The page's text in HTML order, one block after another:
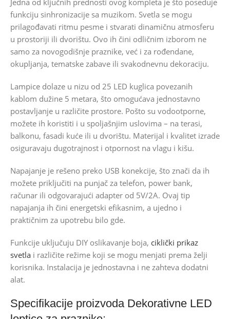
funkciju sinhronizacije sa muzikom. Svetla se mogu
prilagođavati ritmu pesme i stvarati dinamičnu atmosferu
u prostoriji ili dvorištu. Ovo ih čini odličnim izborom ne
samo za novogodišnje praznike, već i za rođendane,
okupljanja, tematske zabave ili svakodnevnu dekoraciju.
Lampice dolaze u nizu od 25 LED kuglica povezanih
kablom dužine 5 metara, što omogućava jednostavno
postavljanje u različite prostore. Pošto su vodootporne,
možete ih koristiti i u spoljašnjim uslovima – na terasi,
balkonu, fasadi kuće ili u dvorištu. Materijal i kvalitet izrade
osiguravaju dugotrajnost i otpornost na vlagu i kišu.
Napajanje je rešeno preko USB konekcije, što znači da ih
možete priključiti na punjač za telefon, power bank,
računar ili odgovarajući adapter od 5V/2A. Ovaj tip
napajanja ih čini energetski efikasnim, a ujedno i
praktičnim za upotrebu bilo gde.
Funkcije uključuju DIY oslikavanje boja, ciklički prikaz
svetla i različite režime koji se mogu menjati prema želji
korisnika. Instalacija je jednostavna i ne zahteva dodatni
alat.
Specifikacije proizvoda Dekorativne LED